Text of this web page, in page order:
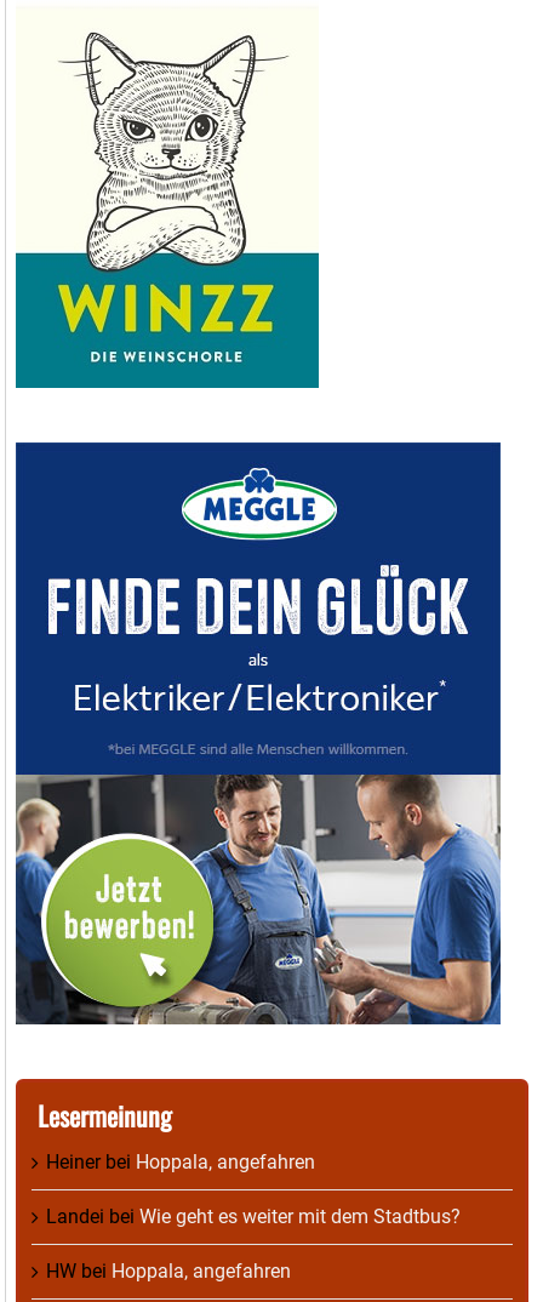
Lesermeinung
Heinerbei Hoppala, angefahren
Landei bei Wie geht es weiter mit dem Stadtbus?
HW bei Hoppala, angefahren